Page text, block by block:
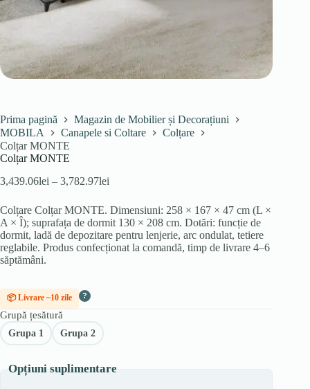
Prima pagină
Magazin de Mobilier și Decorațiuni
MOBILA
Canapele si Coltare
Colțare
Colțar MONTE
Colțar MONTE
3,439.06lei – 3,782.97lei
prețuri:
3,439.06lei
până
la
3,782.97lei
Colțare Colțar MONTE. Dimensiuni: 258 × 167 × 47 cm (L ×
A × Î); suprafața de dormit 130 × 208 cm. Dotări: funcție de
dormit, ladă de depozitare pentru lenjerie, arc ondulat, tetiere
reglabile. Produs confecționat la comandă, timp de livrare 4–6
săptămâni.
📦 Livrare ~10 zile ?
Grupă țesătură
Grupa 1 Grupa 2
Opțiuni suplimentare